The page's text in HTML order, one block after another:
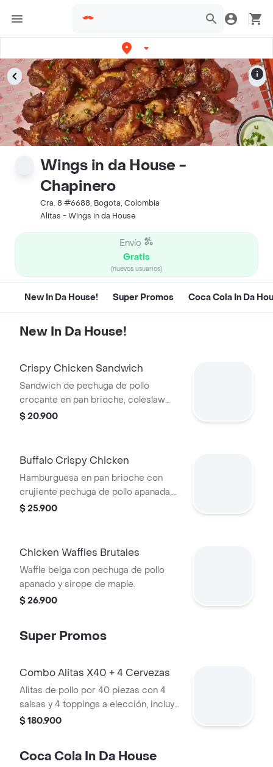
Wings in da House -
Chapinero
Cra. 8 #6688, Bogota, Colombia
Alitas - Wings in da House
Envío
Gratis
(nuevos usuarios)
New In Da House! Super Promos Coca Cola In Da
New In Da House!
Crispy Chicken Sandwich
Sandwich de pechuga de pollo
crocante en pan brioche, coleslaw
(mezcla de repollo morado, zanahoria
$ 20.900
Buffalo Crispy Chicken
Hamburguesa en pan brioche con
crujiente pechuga de pollo apanada,
queso doble crema, salsa buffalo y
$ 25.900
Chicken Waffles Brutales
Waffle belga con pechuga de pollo
apanado y sirope de maple.
$ 26.900
Super Promos
Combo Alitas X40 + 4 Cervezas
Alitas de pollo por 40 piezas con 4
salsas y 4 toppings a elección, incluye
4 acompañamientos y 4 cervezas a
$ 180.900
Coca Cola In Da House